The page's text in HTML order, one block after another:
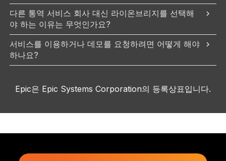
다른 통역 서비스 회사 대신 라이온브리지를 선택해
야 하는 이유는 무엇인가요?
서비스를 이용하거나 데모를 요청하려면 어떻게 해야
하나요?
Epic은 Epic Systems Corporation의 등록상표입니다.